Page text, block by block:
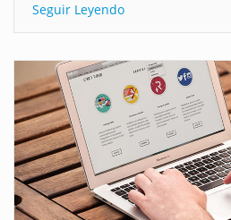
Seguir Leyendo